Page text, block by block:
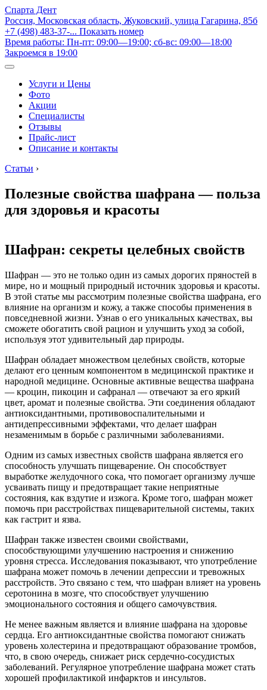
Спарта Дент
Россия, Московская область, Жуковский, улица Гагарина, 85б
+7 (498) 483-37-... Показать номер
Время работы: Пн-пт: 09:00—19:00; сб-вс: 09:00—18:00
Закроемся в 19:00
Услуги и Цены
Фото
Акции
Специалисты
Отзывы
Прайс-лист
Описание и контакты
Статьи ›
Полезные свойства шафрана — польза
для здоровья и красоты
Шафран: секреты целебных свойств
Шафран — это не только один из самых дорогих пряностей в
мире, но и мощный природный источник здоровья и красоты.
В этой статье мы рассмотрим полезные свойства шафрана, его
влияние на организм и кожу, а также способы применения в
повседневной жизни. Узнав о его уникальных качествах, вы
сможете обогатить свой рацион и улучшить уход за собой,
используя этот удивительный дар природы.
Шафран обладает множеством целебных свойств, которые
делают его ценным компонентом в медицинской практике и
народной медицине. Основные активные вещества шафрана
— кроцин, пикоцин и сафранал — отвечают за его яркий
цвет, аромат и полезные свойства. Эти соединения обладают
антиоксидантными, противовоспалительными и
антидепрессивными эффектами, что делает шафран
незаменимым в борьбе с различными заболеваниями.
Одним из самых известных свойств шафрана является его
способность улучшать пищеварение. Он способствует
выработке желудочного сока, что помогает организму лучше
усваивать пищу и предотвращает такие неприятные
состояния, как вздутие и изжога. Кроме того, шафран может
помочь при расстройствах пищеварительной системы, таких
как гастрит и язва.
Шафран также известен своими свойствами,
способствующими улучшению настроения и снижению
уровня стресса. Исследования показывают, что употребление
шафрана может помочь в лечении депрессии и тревожных
расстройств. Это связано с тем, что шафран влияет на уровень
серотонина в мозге, что способствует улучшению
эмоционального состояния и общего самочувствия.
Не менее важным является и влияние шафрана на здоровье
сердца. Его антиоксидантные свойства помогают снижать
уровень холестерина и предотвращают образование тромбов,
что, в свою очередь, снижает риск сердечно-сосудистых
заболеваний. Регулярное употребление шафрана может стать
хорошей профилактикой инфарктов и инсультов.